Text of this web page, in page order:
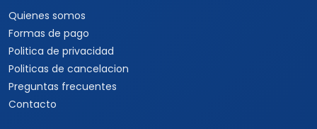
Quienes somos
Formas de pago
Politica de privacidad
Politicas de cancelacion
Preguntas frecuentes
Contacto